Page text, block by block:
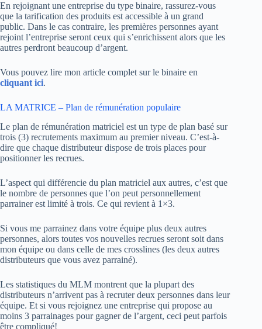
En rejoignant une entreprise du type binaire, rassurez-vous
que la tarification des produits est accessible à un grand
public. Dans le cas contraire, les premières personnes ayant
rejoint l’entreprise seront ceux qui s’enrichissent alors que les
autres perdront beaucoup d’argent.
Vous pouvez lire mon article complet sur le binaire en
cliquant ici.
LA MATRICE – Plan de rémunération populaire
Le plan de rémunération matriciel est un type de plan basé sur
trois (3) recrutements maximum au premier niveau. C’est-à-
dire que chaque distributeur dispose de trois places pour
positionner les recrues.
L’aspect qui différencie du plan matriciel aux autres, c’est que
le nombre de personnes que l’on peut personnellement
parrainer est limité à trois. Ce qui revient à 1×3.
Si vous me parrainez dans votre équipe plus deux autres
personnes, alors toutes vos nouvelles recrues seront soit dans
mon équipe ou dans celle de mes crosslines (les deux autres
distributeurs que vous avez parrainé).
Les statistiques du MLM montrent que la plupart des
distributeurs n’arrivent pas à recruter deux personnes dans leur
équipe. Et si vous rejoignez une entreprise qui propose au
moins 3 parrainages pour gagner de l’argent, ceci peut parfois
être compliqué!